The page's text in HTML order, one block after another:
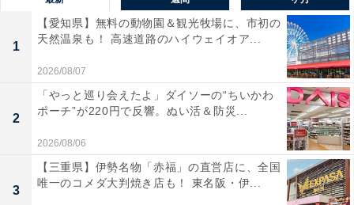
1
【愛知県】無料の動物園＆観光牧場に、市初の
天然温泉も！ 高速道路のハイウェイオア...
2026/08/07
2
「やっと巡り会えたよ」ダイソーの“ちいかわ
ポーチ”が220円で反響。ぬい活＆防災...
2026/08/06
3
【三重県】伊勢名物「赤福」の直営店に、全国
唯一のコメダ大判焼き店も！ 東名阪・伊...